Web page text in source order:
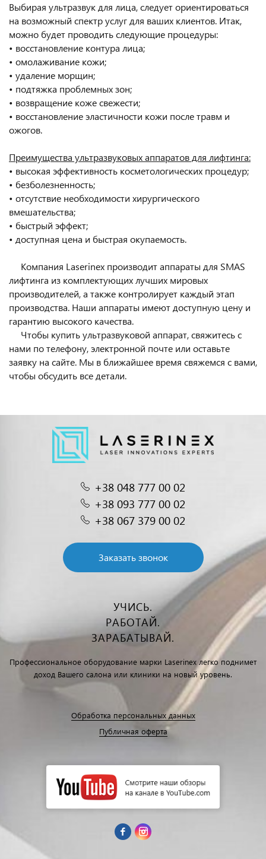
Выбирая ультразвук для лица, следует ориентироваться
на возможный спектр услуг для ваших клиентов. Итак,
можно будет проводить следующие процедуры:
• восстановление контура лица;
• омолаживание кожи;
• удаление морщин;
• подтяжка проблемных зон;
• возвращение коже свежести;
• восстановление эластичности кожи после травм и
ожогов.
Преимущества ультразвуковых аппаратов для лифтинга:
• высокая эффективность косметологических процедур;
• безболезненность;
• отсутствие необходимости хирургического
вмешательства;
• быстрый эффект;
• доступная цена и быстрая окупаемость.
Компания Laserinex производит аппараты для SMAS
лифтинга из комплектующих лучших мировых
производителей, а также контролирует каждый этап
производства. Наши аппараты имеют доступную цену и
гарантию высокого качества.
Чтобы купить ультразвуковой аппарат, свяжитесь с
нами по телефону, электронной почте или оставьте
заявку на сайте. Мы в ближайшее время свяжемся с вами,
чтобы обсудить все детали.
+38 048 777 00 02
+38 093 777 00 02
+38 067 379 00 02
Заказать звонок
УЧИСЬ.
РАБОТАЙ.
ЗАРАБАТЫВАЙ.
Профессиональное оборудование марки Laserinex легко поднимет
доход Вашего салона или клиники на новый уровень.
Обработка персональных данных
Публичная оферта